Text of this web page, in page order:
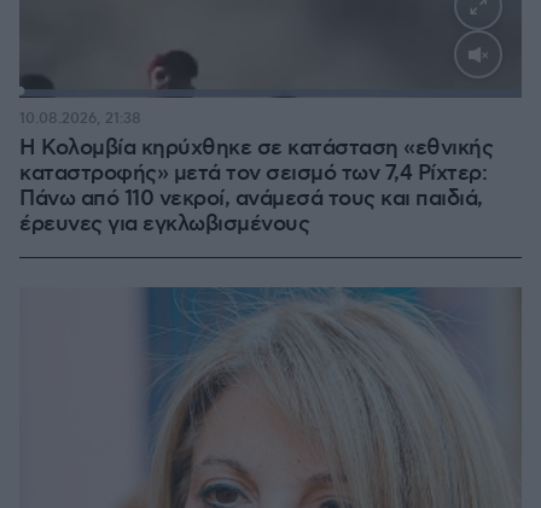
Loaded
Η Κολομβία κηρύχθηκε σε κατάσταση «εθνικής
καταστροφής» μετά τον σεισμό των 7,4 Ρίχτερ:
Πάνω από 110 νεκροί, ανάμεσά τους και παιδιά,
έρευνες για εγκλωβισμένους
10.08.2026, 21:38